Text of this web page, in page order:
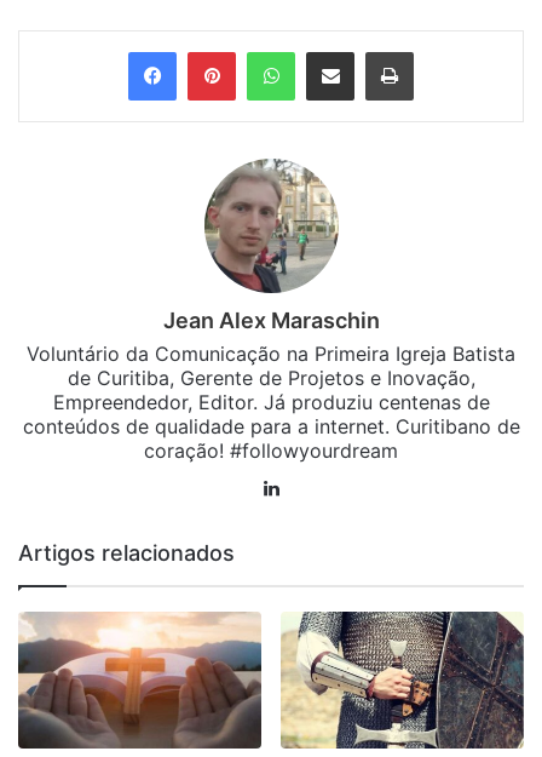
FacebookPinterestWhatsApp
Compartilhar via e-mail Imprimir
Jean Alex Maraschin
Voluntário da Comunicação na Primeira Igreja Batista
de Curitiba, Gerente de Projetos e Inovação,
Empreendedor, Editor. Já produziu centenas de
conteúdos de qualidade para a internet. Curitibano de
coração! #followyourdream
Artigos relacionados